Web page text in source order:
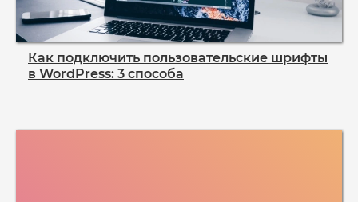
Как подключить пользовательские шрифты
в WordPress: 3 способа